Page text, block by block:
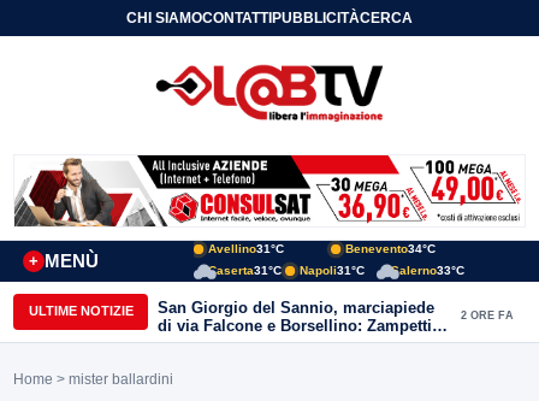
CHI SIAMOCONTATTIPUBBLICITÀCERCA
MENÙ
+
Avellino31°C Benevento34°C
Caserta31°C Napoli31°C Salerno33°C
ULTIME NOTIZIE
San Giorgio del Sannio, marciapiede
di via Falcone e Borsellino: Zampetti e
Lombardi replicano alle polemiche
2 ORE FA
Home > mister ballardini